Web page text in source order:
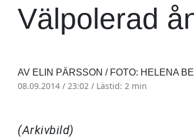
Välpolerad
AV ELIN PÄRSSON / FOTO: HELENA
08.09.2014 / 23:02 / Lästid: 2 min
(Arkivbild)